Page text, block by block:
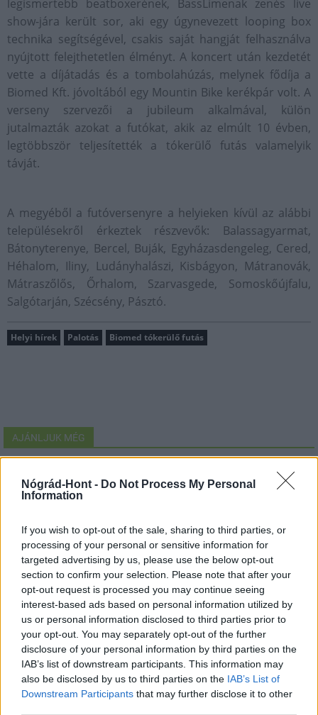
Nógrád-Hont - Do Not Process My Personal
Information
If you wish to opt-out of the sale, sharing to third parties, or
processing of your personal or sensitive information for
targeted advertising by us, please use the below opt-out
section to confirm your selection. Please note that after your
opt-out request is processed you may continue seeing
interest-based ads based on personal information utilized by
us or personal information disclosed to third parties prior to
your opt-out. You may separately opt-out of the further
disclosure of your personal information by third parties on the
IAB’s list of downstream participants. This information may
also be disclosed by us to third parties on the IAB’s List of
Downstream Participants that may further disclose it to other
legismertebb beatboxerének, BassLimenak zenés live
show-jára került sor, aki egy úgynevezett looping box
technika segítségével, csakis saját hangját felhasználva
nyújtott felejthetetlen élményt. A koncert után kezdetét
vette a díjátadás és a tombolahúzás, melynek fődíja a
Biomed Kft. jóvoltából egy Mountin Bike kerékpár volt. A
verseny szervezői a jubileum alkalmával, külön
jutalmazták azokat a futókat, akik az elmúlt 10 évben,
legtöbbször teljesítették a tókerülő futás valamelyik
távját.
A megyéből a futóversenyre a helyieken kívül az alábbi
településekről érkeztek részvevők: Balassagyarmat,
Bátonyterenye, Bercel, Buják, Egyházasdengeleg, Cered,
Héhalom, Iliny, Ludányhalászi, Kisbágyon, Mátranovák,
Mátraszőlős, Őrhalom, Szarvasgede, Somoskőújfalu,
Salgótarján, Szécsény, Pásztó.
Helyi hírek Palotás Biomed tókerülő futás
AJÁNLJUK MÉG
Helyi hírek
Országos éllovas a nógrádi pici falu az ezer lakosra jutó
személygépkocsik tekintetében
Helyi hírek